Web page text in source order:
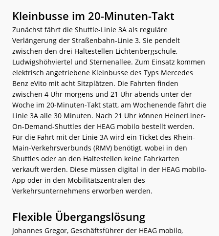
Kleinbusse im 20-Minuten-Takt
Zunächst fährt die Shuttle-Linie 3A als reguläre
Verlängerung der Straßenbahn-Linie 3. Sie pendelt
zwischen den drei Haltestellen Lichtenbergschule,
Ludwigshöhviertel und Sternenallee. Zum Einsatz kommen
elektrisch angetriebene Kleinbusse des Typs Mercedes
Benz eVito mit acht Sitzplätzen. Die Fahrten finden
zwischen 4 Uhr morgens und 21 Uhr abends unter der
Woche im 20-Minuten-Takt statt, am Wochenende fährt die
Linie 3A alle 30 Minuten. Nach 21 Uhr können HeinerLiner-
On-Demand-Shuttles der HEAG mobilo bestellt werden.
Für die Fahrt mit der Linie 3A wird ein Ticket des Rhein-
Main-Verkehrsverbunds (RMV) benötigt, wobei in den
Shuttles oder an den Haltestellen keine Fahrkarten
verkauft werden. Diese müssen digital in der HEAG mobilo-
App oder in den Mobilitätszentralen des
Verkehrsunternehmens erworben werden.
Flexible Übergangslösung
Johannes Gregor, Geschäftsführer der HEAG mobilo,